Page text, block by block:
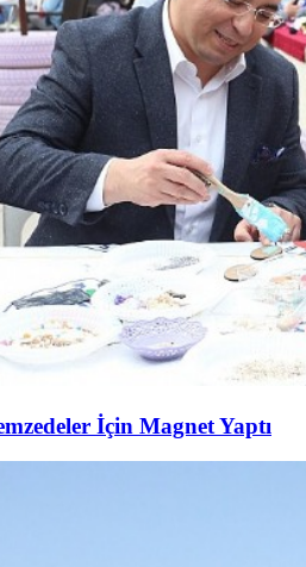
İçin Magnet Yaptı